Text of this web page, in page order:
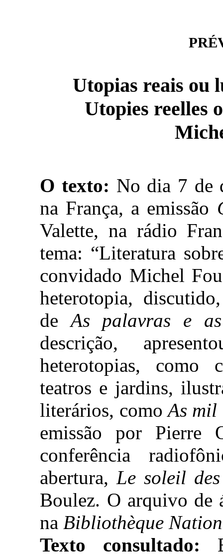
Utopias reais ou
Utopies reelles
O texto: No dia 7 de
na França, a emissão
Valette, na rádio
tema: “Literatura
convidado Michel
heterotopia,
deAs palavras e
descrição,
heterotopias, como
teatros e jardins,
literários, comoAs mil
emissão por Pierre
conferência
abertura,Le soleil
Boulez. O arquivo de
na Bibliothèque
Texto consultado: